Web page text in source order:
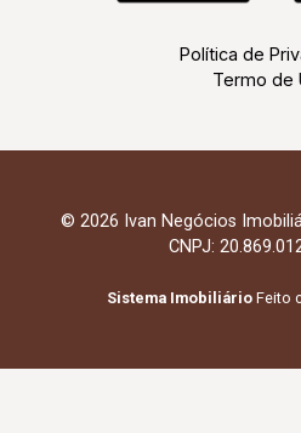
Política de
Termo de
© 2026 Ivan Negócios
CNPJ:
Sistema Imobiliário Feito